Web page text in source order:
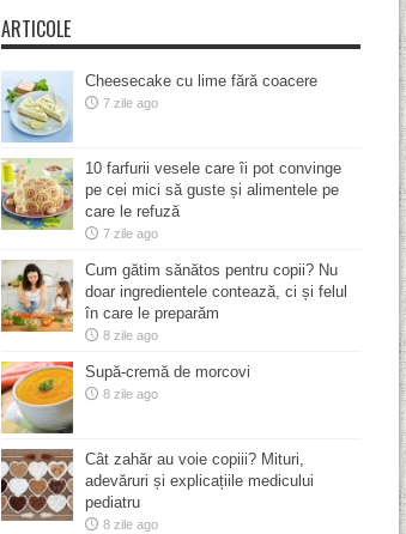
ARTICOLE
Cheesecake cu lime fără coacere
7 zile ago
10 farfurii vesele care îi pot convinge
pe cei mici să guste și alimentele pe
care le refuză
7 zile ago
Cum gătim sănătos pentru copii? Nu
doar ingredientele contează, ci și felul
în care le preparăm
8 zile ago
Supă-cremă de morcovi
8 zile ago
Cât zahăr au voie copiii? Mituri,
adevăruri și explicațiile medicului
pediatru
8 zile ago